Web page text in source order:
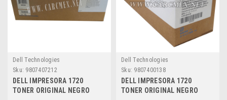
Dell Technologies
Sku: 9807407212
DELL IMPRESORA 1720
TONER ORIGINAL NEGRO
Dell Technologies
Sku: 9807400138
DELL IMPRESORA 1720
TONER ORIGINAL NEGRO